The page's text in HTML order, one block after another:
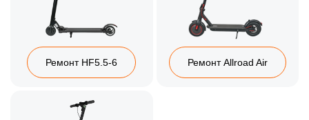
Ремонт HF5.5-6 Ремонт Allroad Air